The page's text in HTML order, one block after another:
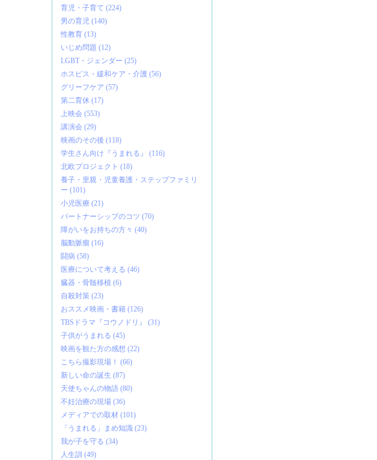
育児・子育て (224)
男の育児 (140)
性教育 (13)
いじめ問題 (12)
LGBT・ジェンダー (25)
ホスピス・緩和ケア・介護 (56)
グリーフケア (57)
第二育休 (17)
上映会 (553)
講演会 (29)
映画のその後 (118)
学生さん向け『うまれる』 (116)
北欧プロジェクト (18)
養子・里親・児童養護・ステップファミリ
ー (101)
小児医療 (21)
パートナーシップのコツ (70)
障がいをお持ちの方々 (40)
脳動脈瘤 (16)
闘病 (58)
医療について考える (46)
臓器・骨髄移植 (6)
自殺対策 (23)
おススメ映画・書籍 (126)
TBSドラマ『コウノドリ』 (31)
子供がうまれる (45)
映画を観た方の感想 (22)
こちら撮影現場！ (66)
新しい命の誕生 (87)
天使ちゃんの物語 (80)
不妊治療の現場 (36)
メディアでの取材 (101)
「うまれる」まめ知識 (23)
我が子を守る (34)
人生訓 (49)